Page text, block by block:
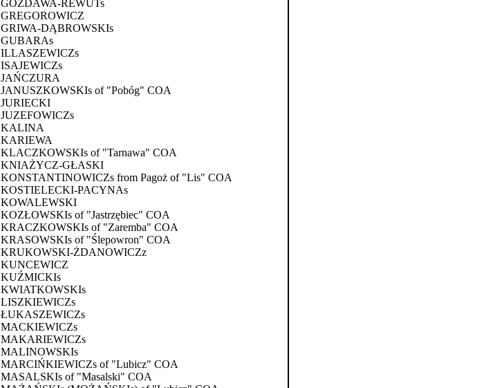
GOZDAWA-REWUTs
GREGOROWICZ
GRIWA-DĄBROWSKIs
GUBARAs
ILLASZEWICZs
ISAJEWICZs
JAŃCZURA
JANUSZKOWSKIs of "Pobóg" COA
JURIECKI
JUZEFOWICZs
KALINA
KARIEWA
KLACZKOWSKIs of "Tarnawa" COA
KNIAŻYCZ-GŁASKI
KONSTANTINOWICZs from Pagoż of "Lis" COA
KOSTIELECKI-PACYNAs
KOWALEWSKI
KOZŁOWSKIs of "Jastrzębiec" COA
KRACZKOWSKIs of "Zaremba" COA
KRASOWSKIs of "Ślepowron" COA
KRUKOWSKI-ŻDANOWICZz
KUNCEWICZ
KUŹMICKIs
KWIATKOWSKIs
LISZKIEWICZs
ŁUKASZEWICZs
MACKIEWICZs
MAKARIEWICZs
MALINOWSKIs
MARCIŃKIEWICZs of "Lubicz" COA
MASALSKIs of "Masalski" COA